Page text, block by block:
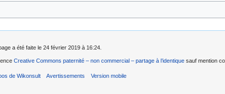
a été faite le 24 février 2019 à 16:24.
Creative Commons paternité – non commercial – partage à l’identique sauf mention
de Wikonsult Avertissements Version mobile